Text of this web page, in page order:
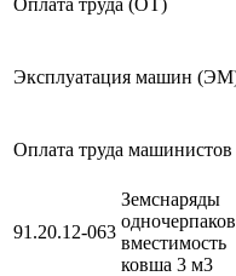
Эксплуатация машин
Оплата труда
91.20.12-063
Земснаряды
вместимость
ковша 3 м3